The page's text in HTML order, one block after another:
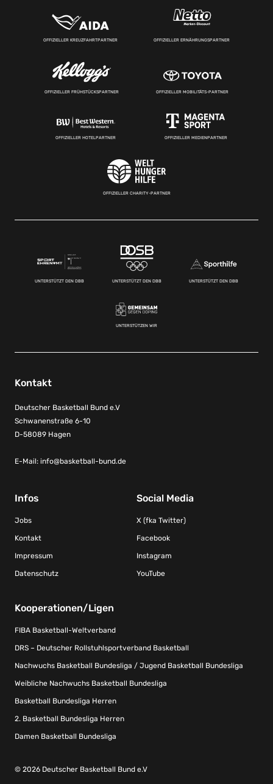
OFFIZIELLER KREUZFAHRTPARTNER OFFIZIELLER ERNÄHRUNGSPARTNER
OFFIZIELLER FRÜHSTÜCKSPARTNER OFFIZIELLER MOBILITÄTS-PARTNER
OFFIZIELLER HOTELPARTNER OFFIZIELLER MEDIENPARTNER
OFFIZIELLER CHARITY-PARTNER
UNTERSTÜTZT DEN DBB UNTERSTÜTZT DEN DBB UNTERSTÜTZT DEN DBB
UNTERSTÜTZEN WIR
Kontakt
Deutscher Basketball Bund e.V
Schwanenstraße 6-10
D-58089 Hagen
E-Mail: info@basketball-bund.de
Infos
Jobs
Kontakt
Impressum
Datenschutz
Social Media
X (fka Twitter)
Facebook
Instagram
YouTube
Kooperationen/Ligen
FIBA Basketball-Weltverband
DRS – Deutscher Rollstuhlsportverband Basketball
Nachwuchs Basketball Bundesliga / Jugend Basketball Bundesliga
Weibliche Nachwuchs Basketball Bundesliga
Basketball Bundesliga Herren
2. Basketball Bundesliga Herren
Damen Basketball Bundesliga
© 2026 Deutscher Basketball Bund e.V